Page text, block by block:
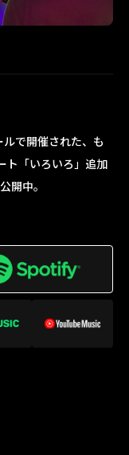
で開催された、も
ト「いろいろ」追加
開中。